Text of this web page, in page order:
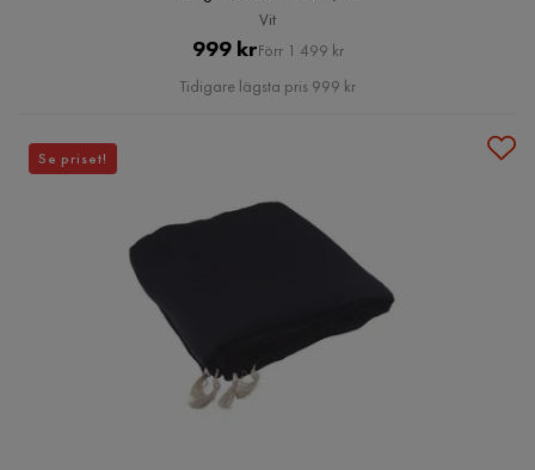
Vit
Pris
999 kr Original
Pris
Förr 1 499 kr
Tidigare lägsta pris 999 kr
Se priset!